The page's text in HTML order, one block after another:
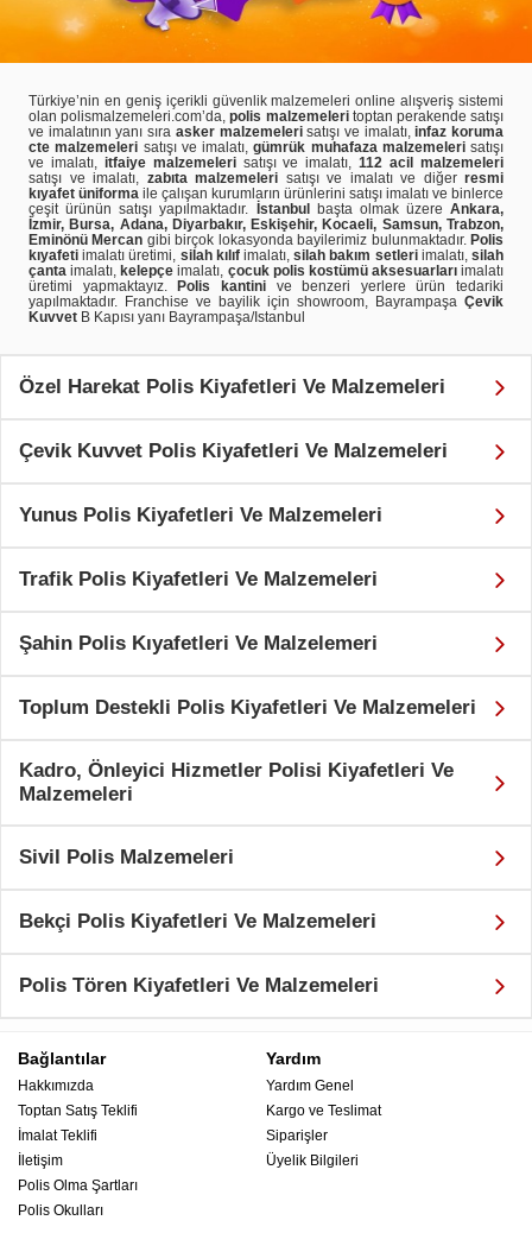
Türkiye’nin en geniş içerikli güvenlik malzemeleri online alışveriş sistemi
olan polismalzemeleri.com’da,polis malzemeleritoptan perakende satışı
ve imalatının yanı sıra asker malzemelerisatışı ve imalatı,infaz koruma
cte malzemeleri satışı ve imalatı,gümrük muhafaza malzemelerisatışı
ve imalatı, itfaiye malzemelerisatışı ve imalatı,112 acil malzemeleri
satışı ve imalatı, zabıta malzemeleri satışı ve imalatı ve diğer resmi
kıyafet üniforma ile çalışan kurumların ürünlerini satışı imalatı ve binlerce
çeşit ürünün satışı yapılmaktadır.
İstanbul başta olmak üzere Ankara,
İzmir, Bursa, Adana, Diyarbakır, Eskişehir, Kocaeli, Samsun, Trabzon,
Eminönü Mercan gibi birçok lokasyonda bayilerimiz bulunmaktadır. Polis
kıyafeti imalatı üretimi, silah kılıfimalatı,silah bakım setleriimalatı,silah
çanta imalatı, kelepçe imalatı, çocuk polis kostümü aksesuarlarıimalatı
üretimi yapmaktayız.
Polis kantinive benzeri yerlere ürün tedariki
yapılmaktadır. Franchise ve bayilik için showroom, Bayrampaşa Çevik
Kuvvet B Kapısı yanı Bayrampaşa/Istanbul
Özel Harekat Polis Kiyafetleri Ve Malzemeleri
Çevik Kuvvet Polis Kiyafetleri Ve Malzemeleri
Yunus Polis Kiyafetleri Ve Malzemeleri
Trafik Polis Kiyafetleri Ve Malzemeleri
Şahin Polis Kıyafetleri Ve Malzelemeri
Toplum Destekli Polis Kiyafetleri Ve Malzemeleri
Kadro, Önleyici Hizmetler Polisi Kiyafetleri Ve
Malzemeleri
Sivil Polis Malzemeleri
Bekçi Polis Kiyafetleri Ve Malzemeleri
Polis Tören Kiyafetleri Ve Malzemeleri
Bağlantılar
Hakkımızda
Toptan Satış Teklifi
İmalat Teklifi
İletişim
Polis Olma Şartları
Polis Okulları
Yardım
Yardım Genel
Kargo ve Teslimat
Siparişler
Üyelik Bilgileri